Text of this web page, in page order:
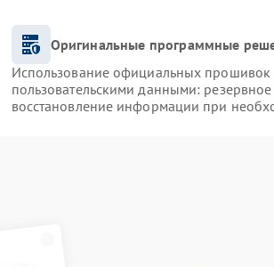
Оригинальные программные
Использование официальных прошивок
пользовательскими данными:
восстановление информации при